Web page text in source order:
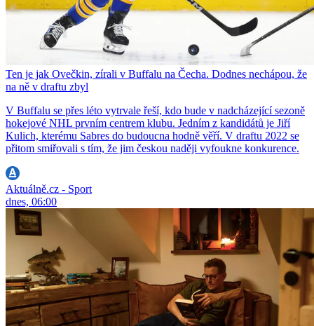
Ten je jak Ovečkin, zírali v Buffalu na Čecha. Dodnes nechápou, že
na ně v draftu zbyl
V Buffalu se přes léto vytrvale řeší, kdo bude v nadcházející sezoně
hokejové NHL prvním centrem klubu. Jedním z kandidátů je Jiří
Kulich, kterému Sabres do budoucna hodně věří. V draftu 2022 se
přitom smiřovali s tím, že jim českou naději vyfoukne konkurence.
Aktuálně.cz - Sport
dnes, 06:00